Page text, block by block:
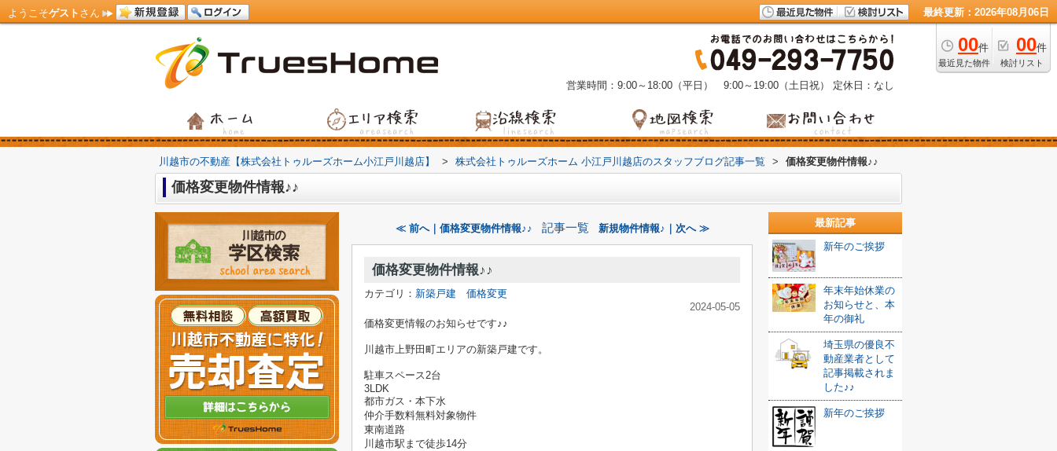
ようこそゲスト さん 最終更新：2026年08月06日
00件
最近見た物件
00件
検討リスト
営業時間：9:00～18:00（平日） 9:00～19:00（土日祝） 定休日：なし
川越市の不動産【株式会社トゥルーズホーム小江戸川越店】 > 株式会社トゥルーズホーム 小江戸川越店のスタッフブログ記事一覧 > 価格変更物件情報♪♪
価格変更物件情報♪♪
≪ 前へ｜価格変更物件情報♪♪ 記事一覧 新規物件情報♪｜次へ ≫
価格変更物件情報♪♪
カテゴリ： 新築戸建 価格変更
2024-05-05
価格変更情報のお知らせです♪♪
川越市上野田町エリアの新築戸建です。
駐車スペース2台
3LDK
都市ガス・本下水
仲介手数料無料対象物件
東南道路
川越市駅まで徒歩14分
最新記事
新年のご挨拶
年末年始休業の
お知らせと、本
年の御礼
埼玉県の優良不
動産業者として
記事掲載されま
した♪♪
新年のご挨拶